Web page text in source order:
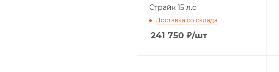
Страйк 15 л.с
Доставка со склада
241 750 ₽/шт